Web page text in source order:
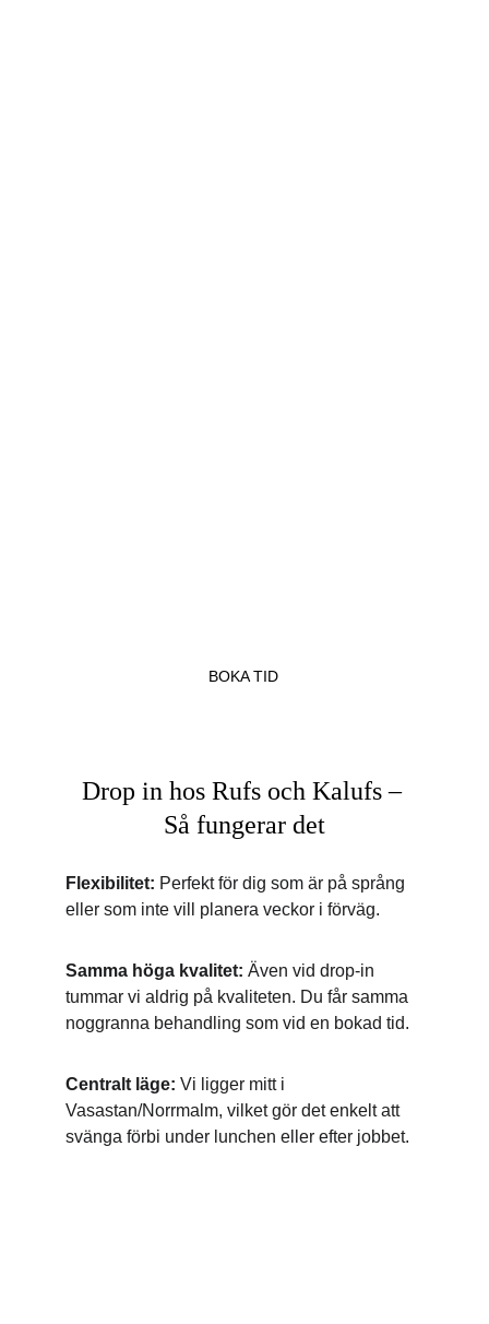
BOKA TID
Flexibilitet: Perfekt för dig som är på språng
eller som inte vill planera veckor i förväg.
Samma höga kvalitet: Även vid drop-in
tummar vi aldrig på kvaliteten. Du får samma
noggranna behandling som vid en bokad tid.
Centralt läge: Vi ligger mitt i
Vasastan/Norrmalm, vilket gör det enkelt att
svänga förbi under lunchen eller efter jobbet.
Drop in hos Rufs och Kalufs –
Så fungerar det